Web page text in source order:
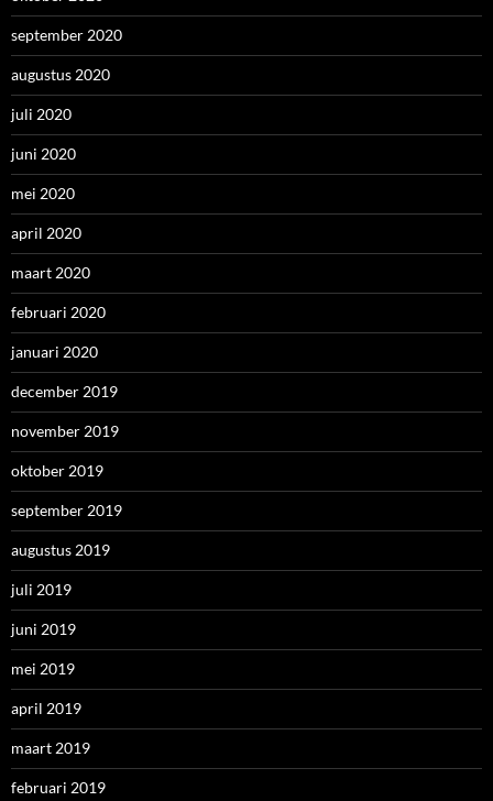
september 2020
augustus 2020
juli 2020
juni 2020
mei 2020
april 2020
maart 2020
februari 2020
januari 2020
december 2019
november 2019
oktober 2019
september 2019
augustus 2019
juli 2019
juni 2019
mei 2019
april 2019
maart 2019
februari 2019